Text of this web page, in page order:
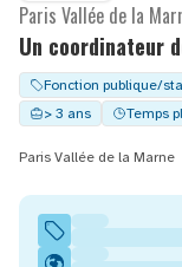
Un coordinateur
Paris Vallée de la
Fonction publique/
> 3 ans
Temps
Paris Vallée de la Marne